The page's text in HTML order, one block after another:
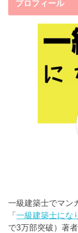
プロフィール
一級建築士でマン
「一級建築士にな
で3万部突破）著